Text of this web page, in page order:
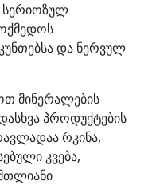
სერიოზულ
და ნერვულ
მინერალების
პროდუქტების
რკინა,
კვება,